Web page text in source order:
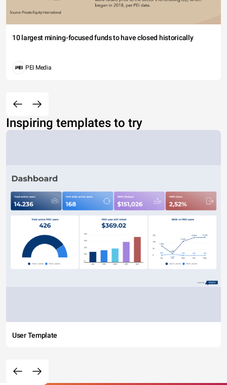
10 largest mining-focused funds to have closed historically
PEI Media
Inspiring templates to try
User Template